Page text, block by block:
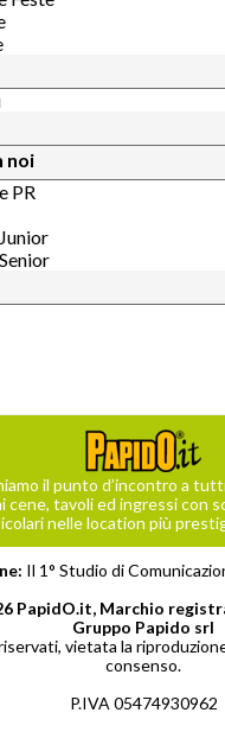
noi
PR
il punto d’incontro a
cene, tavoli ed ingressi con
nelle location più
Il 1° Studio di
PapidO.it, Marchio
Gruppo Papido srl
vietata la
consenso.
P.IVA 05474930962